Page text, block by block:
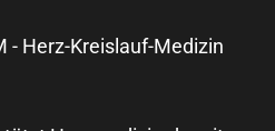
- Herz-Kreislauf-Medizin